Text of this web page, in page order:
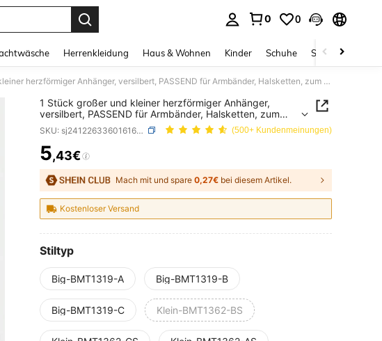
0 0
Herrenkleidung Haus & Wohnen Kinder Schuhe Schmuck &
1 Stück großer und kleiner herzförmiger Anhänger, versilbert, PASSEND für Armbänder, Halsketten, zum Selbermachen, als Gedenktag, Verlobungsparty, Schmuck, Valentinstag Geschenke
1 Stück großer und kleiner herzförmiger Anhänger,
versilbert, PASSEND für Armbänder, Halsketten, zum
Selbermachen, als Gedenktag, Verlobungsparty,
Schmuck, Valentinstag Geschenke
SKU: sj2412263360161647 (500+ Kundenmeinungen)
PRICE AND AVAILABILITY
5,43€
Mach mit und spare 0,27€ bei diesem Artikel.
Kostenloser Versand
Stiltyp
Big-BMT1319-A Big-BMT1319-B
Big-BMT1319-C Klein-BMT1362-BS